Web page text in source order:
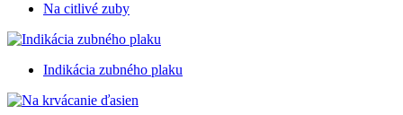
Na citlivé zuby
Indikácia zubného plaku